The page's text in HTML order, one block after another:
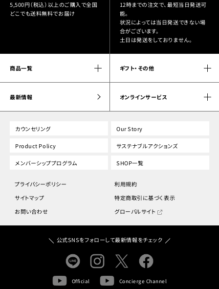
5,500円（税込）以上のご購入で全国
どこでも送料無料でお届け
12時までの注文で、最短当日発送可
能。
状況によっては当日発送できない場
合がございます。
土日は発送をしておりません。
商品一覧 ギフト・その他
最新情報 オンラインサービス
カウンセリング Our Story
Product Policy サステナブルアクションズ
メンバーシッププログラム SHOP一覧
プライバシーポリシー
利用規約
サイトマップ
特定商取引に基づく表示
お問い合わせ
グローバルサイト
公式SNSをフォローして最新情報をチェック
Official Concierge Channel